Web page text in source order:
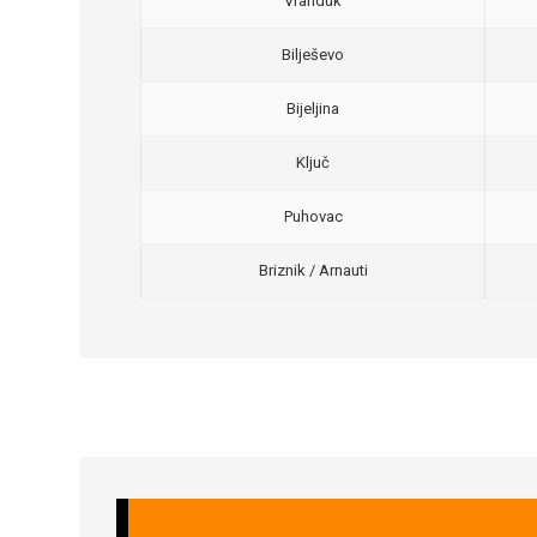
Bilješevo
Bijeljina
Ključ
Puhovac
Briznik / Arnauti